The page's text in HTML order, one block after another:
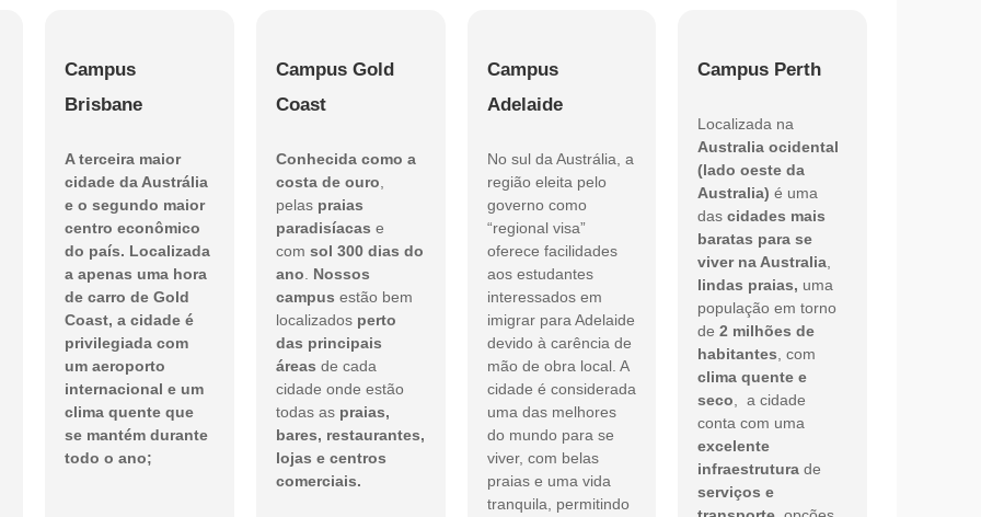
Campus
Brisbane
A terceira maior
cidade da Austrália
e o segundo maior
centro econômico
do país. Localizada
a apenas uma hora
de carro de Gold
Coast, a cidade é
privilegiada com
um aeroporto
internacional e um
clima quente que
se mantém durante
todo o ano;
Campus Gold
Coast
Conhecida como a
costa de ouro,
pelas praias
paradisíacas e
com sol 300 dias do
ano. Nossos
campus estão bem
localizados perto
das principais
áreas de cada
cidade onde estão
todas as praias,
bares, restaurantes,
lojas e centros
comerciais.
Campus
Adelaide
No sul da Austrália, a
região eleita pelo
governo como
“regional visa”
oferece facilidades
aos estudantes
interessados em
imigrar para Adelaide
devido à carência de
mão de obra local. A
cidade é considerada
uma das melhores
do mundo para se
viver, com belas
praias e uma vida
tranquila, permitindo
Campus Perth
Localizada na
Australia ocidental
(lado oeste da
Australia) é uma
dascidades mais
baratas para se
viver na Australia,
lindas praias, uma
população em torno
de2 milhões de
habitantes, com
clima quente e
seco, a cidade
conta com uma
excelente
infraestrutura de
serviços e